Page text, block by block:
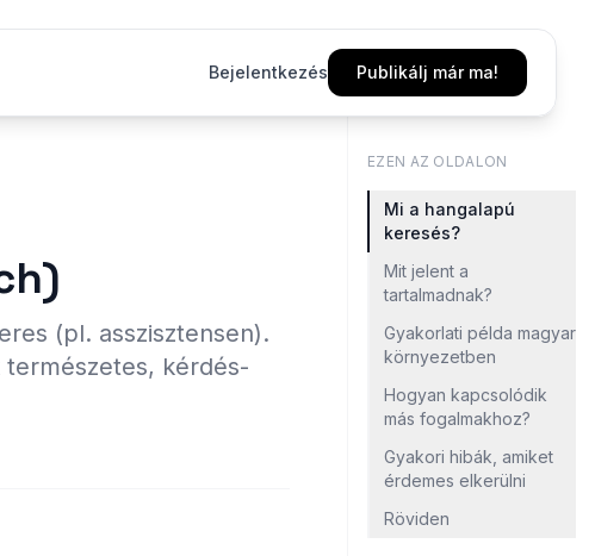
Bejelentkezés Publikálj már ma!
(pl. asszisztensen).
kérdés-
EZEN AZ OLDALON
Mi a hangalapú
keresés?
Mit jelent a
tartalmadnak?
Gyakorlati példa magyar
környezetben
Hogyan kapcsolódik
más fogalmakhoz?
Gyakori hibák, amiket
érdemes elkerülni
Röviden